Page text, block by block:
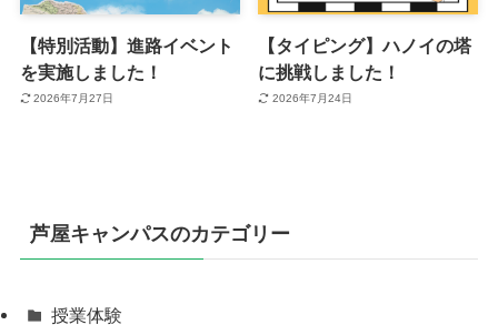
【特別活動】進路イベント
を実施しました！
2026年7月27日
【タイピング】ハノイの塔
に挑戦しました！
2026年7月24日
芦屋キャンパスのカテゴリー
授業体験